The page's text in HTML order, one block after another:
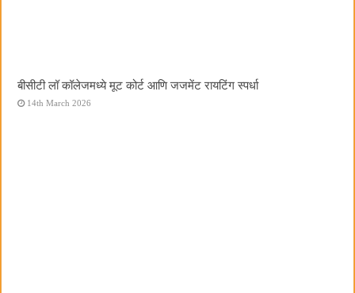
बीसीटी लॉ कॉलेजमध्ये मूट कोर्ट आणि जजमेंट रायटिंग स्पर्धा
14th March 2026